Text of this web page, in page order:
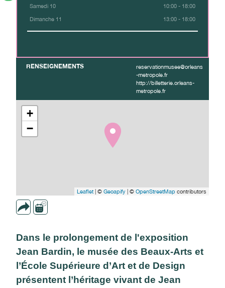
Samedi 10 10:00 - 18:00
Dimanche 11 13:00 - 18:00
RENSEIGNEMENTS
reservationmusee@orleans
-metropole.fr
http://billetterie.orleans-
metropole.fr
+
−
Leaflet| © Geoapify | © OpenStreetMap contributors
Dans le prolongement de l'exposition
Jean Bardin, le musée des Beaux-Arts et
l’École Supérieure d’Art et de Design
présentent l’héritage vivant de Jean